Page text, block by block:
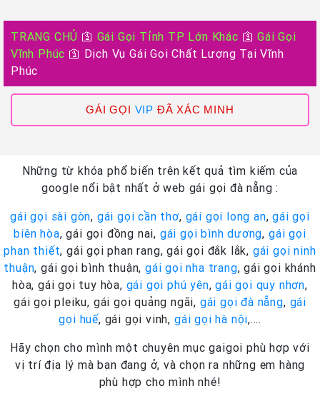
TRANG CHỦ 🛐 Gái Gọi Tỉnh TP Lớn Khác 🛐Gái Gọi
Vĩnh Phúc 🛐 Dịch Vụ Gái Gọi Chất Lượng Tại Vĩnh
Phúc
GÁI GỌI VIP ĐÃ XÁC MINH
Những từ khóa phổ biến trên kết quả tìm kiếm của
google nổi bật nhất ở web gái gọi đà nẵng :
gái gọi sài gòn, gái gọi cần thơ, gái gọi long an,gái gọi
biên hòa, gái gọi đồng nai, gái gọi bình dương, gái gọi
phan thiết, gái gọi phan rang, gái gọi đắk lắk, gái gọi ninh
thuận, gái gọi bình thuận, gái gọi nha trang, gái gọi khánh
hòa, gái gọi tuy hòa, gái gọi phú yên,gái gọi quy nhơn,
gái gọi pleiku, gái gọi quảng ngãi, gái gọi đà nẵng, gái
gọi huế, gái gọi vinh, gái gọi hà nội,….
Hãy chọn cho mình một chuyên mục gaigoi phù hợp với
vị trí địa lý mà bạn đang ở, và chọn ra những em hàng
phù hợp cho mình nhé!